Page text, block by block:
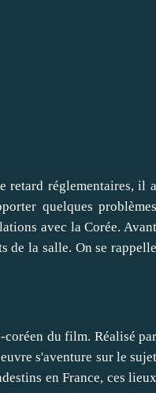
retard réglementaires, il a
quelques problèmes
avec la Corée. Avant
de la salle. On se rappelle
coréen du film. Réalisé par
s'aventure sur le sujet
en France, ces lieux